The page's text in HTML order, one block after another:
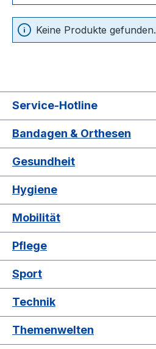
Keine Produkte gefunden.
Service-Hotline
Bandagen & Orthesen
Gesundheit
Hygiene
Mobilität
Pflege
Sport
Technik
Themenwelten